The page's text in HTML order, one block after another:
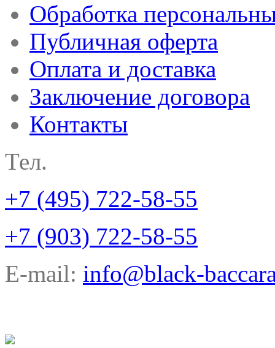
Обработка
Публичная оферта
Оплата и доставка
Заключение договора
Контакты
Тел.
+7 (495) 722-58-55
+7 (903) 722-58-55
E-mail: info@black-